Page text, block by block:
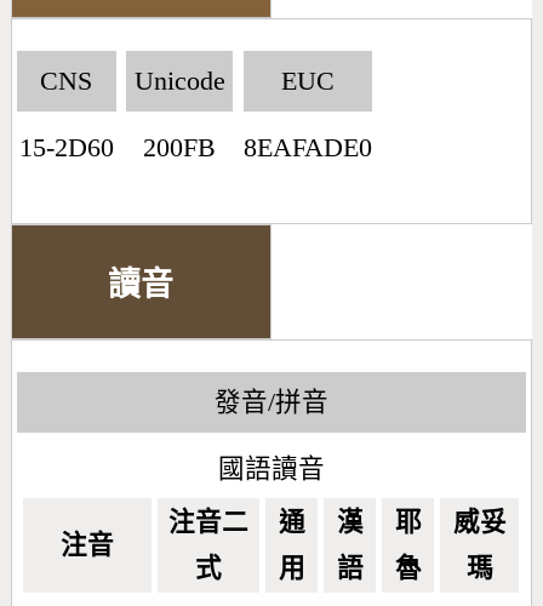
CNS
15-2D60
Unicode
200FB
EUC
8EAFADE0
讀音
發音/拼音
國語讀音
注音
注音二
式
通
用
漢
語
耶
魯
威妥
瑪